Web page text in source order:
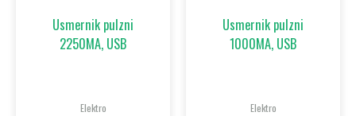
Usmernik pulzni
2250MA, USB
Elektro
Usmernik pulzni
1000MA, USB
Elektro